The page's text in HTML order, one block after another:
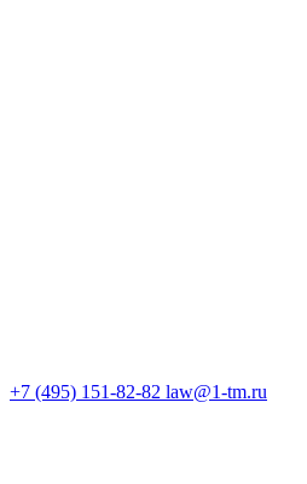
+7 (495) 151-82-82 law@1-tm.ru